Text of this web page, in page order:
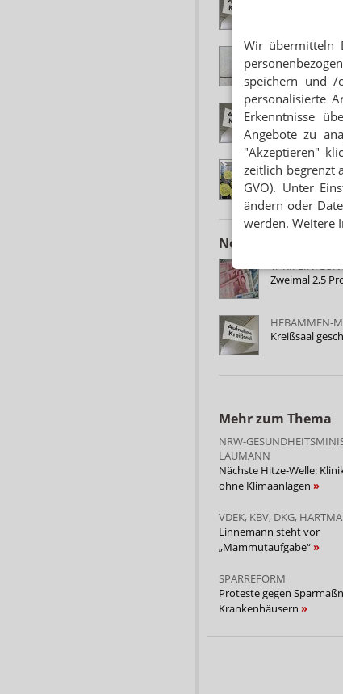
Wir übermitteln
speichern und /
personalisierte
Erkenntnisse
Angebote zu
"Akzeptieren"
zeitlich begrenzt
GVO). Unter
ändern oder
werden. Weitere
PTA: „Mütter
HEBAMMEN
Hebammen:
Neuere Artikel zum
Zweimal 2,5
HEBAMMEN-
Kreißsaal
Mehr zum Thema
NRW-
LAUMANN
Nächste Hitze-Welle:
ohne Klimaanlagen
VDEK, KBV, DKG,
Linnemann steht vor
„Mammutaufgabe“
SPARREFORM
Proteste gegen
Krankenhäusern